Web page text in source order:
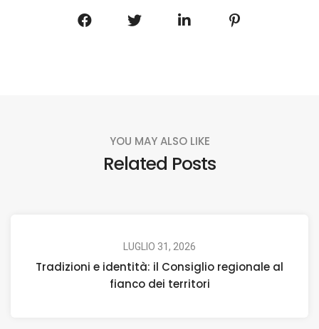
YOU MAY ALSO LIKE
Related Posts
LUGLIO 31, 2026
Tradizioni e identità: il Consiglio regionale al
fianco dei territori